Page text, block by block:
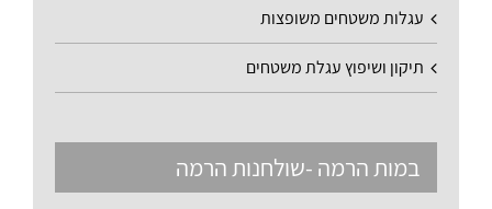
עגלות משטחים משופצות
תיקון ושיפוץ עגלת משטחים
במות הרמה -שולחנות הרמה